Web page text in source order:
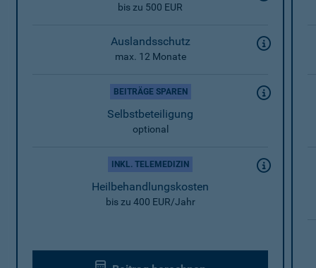
bis zu 500 EUR
Auslandsschutz
max. 12 Monate
BEITRÄGE SPAREN
Selbstbeteiligung
optional
INKL. TELEMEDIZIN
Heilbehandlungskosten
bis zu 400 EUR/Jahr